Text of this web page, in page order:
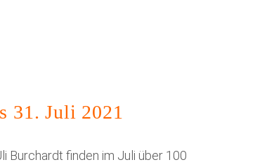
31. Juli 2021
Burchardt finden im Juli über 100